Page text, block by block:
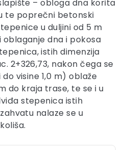
– obloga dna korita
te poprečni betonski
u duljini od 5 m
dna i pokosa
istih dimenzija
2+326,73, nakon čega se
visine 1,0 m) oblaže
do kraja trase, te se i u
stepenica istih
nalaze se u